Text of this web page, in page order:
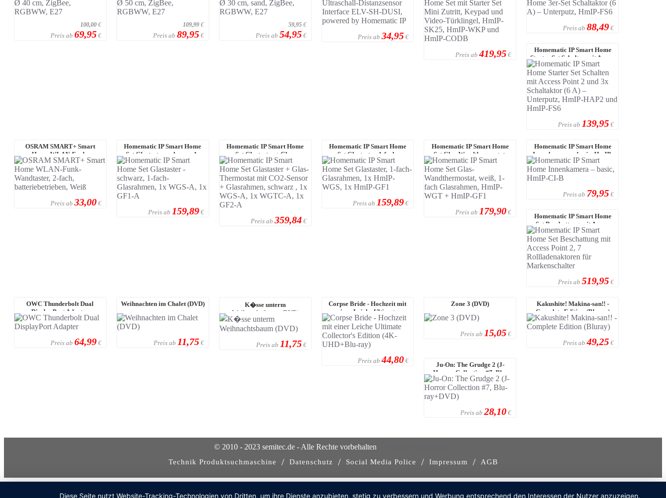
100,00€
Preis ab 69,95 €
109,99€
Preis ab 89,95 €
59,95€
Preis ab 54,95 € Preis ab 34,95 €
Preis ab 419,95 €
Preis ab 88,49 €
Homematic IP Smart Home
Starter Set Schalten mit Access
Point 2 ...
Preis ab 139,95 €
OSRAM SMART+ Smart
Home WLAN-Funk-
Wandtaster, 2-fach, batteriebe
...
Preis ab 33,00€
Homematic IP Smart Home
Set Glastaster -schwarz, 1-
fach-Glasrahm ...
Preis ab 159,89€
Homematic IP Smart Home
Set Glastaster + Glas-
Thermostat mit CO2 ...
Preis ab 359,84€
Homematic IP Smart Home
Set Glastaster, 1-fach-
Glasrahmen, 1x Hm ...
Preis ab 159,89 €
Homematic IP Smart Home
Set Glas-Wandthermostat,
weiß, 1-fach Gl ...
Preis ab 179,90 €
Homematic IP Smart Home
Innenkamera – basic, HmIP-
CI-B
Preis ab 79,95 €
Homematic IP Smart Home
Set Beschattung mit Access
Point 2, 7 Ro ...
Preis ab 519,95 €
OWC Thunderbolt Dual
DisplayPort Adapter
Preis ab 64,99€
Weihnachten im Chalet (DVD)
Preis ab 11,75 €
K�sse unterm
Weihnachtsbaum (DVD)
Preis ab 11,75 €
Corpse Bride - Hochzeit mit
einer Leiche Ultimate
Collector's ...
Preis ab 44,80 €
Zone 3 (DVD)
Preis ab 15,05 €
Kakushite! Makina-san!! -
Complete Edition (Bluray)
Preis ab 49,25 €
Ju-On: The Grudge 2 (J-
Horror Collection #7, Blu-
ray+DVD)
Preis ab 28,10 €
© 2010 - 2023 semitec.de - Alle Rechte vorbehalten
Technik Produktsuchmaschine / Datenschutz / Social Media Police / Impressum / AGB
Diese Seite nutzt Website-Tracking-Technologien von Dritten, um ihre Dienste anzubieten, stetig zu verbessern und Werbung entsprechend den Interessen der Nutzer anzuzeigen.